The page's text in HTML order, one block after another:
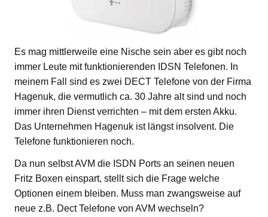
Es mag mittlerweile eine Nische sein aber es gibt noch
immer Leute mit funktionierenden IDSN Telefonen. In
meinem Fall sind es zwei DECT Telefone von der Firma
Hagenuk, die vermutlich ca. 30 Jahre alt sind und noch
immer ihren Dienst verrichten – mit dem ersten Akku.
Das Unternehmen Hagenuk ist längst insolvent. Die
Telefone funktionieren noch.
Da nun selbst AVM die ISDN Ports an seinen neuen
Fritz Boxen einspart, stellt sich die Frage welche
Optionen einem bleiben. Muss man zwangsweise auf
neue z.B. Dect Telefone von AVM wechseln?